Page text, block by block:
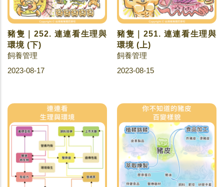
豬隻｜252. 連連看生理與
環境 (下)
飼養管理
2023-08-17
豬隻｜251. 連連看生理與
環境 (上)
飼養管理
2023-08-15